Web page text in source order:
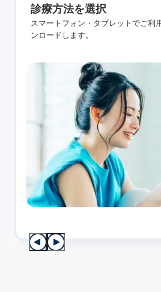
診療方法を選択
スマートフォン・タブレットでご利
ンロードします。